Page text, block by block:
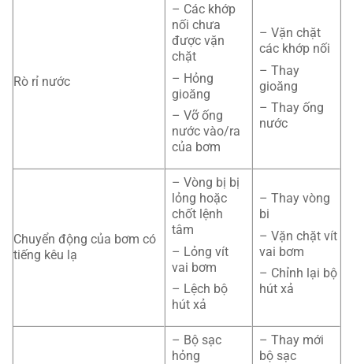
Rò rỉ nước
– Các khớp
nối chưa
được vặn
chặt
– Hỏng
gioăng
– Vỡ ống
nước vào/ra
của bơm
– Vặn chặt
các khớp nối
– Thay
gioăng
– Thay ống
nước
Chuyển động của bơm có
tiếng kêu lạ
– Vòng bị bị
lỏng hoặc
chốt lệnh
tâm
– Lỏng vít
vai bơm
– Lệch bộ
hút xả
– Thay vòng
bi
– Vặn chặt vít
vai bơm
– Chỉnh lại bộ
hút xả
– Bộ sạc
hỏng
– Thay mới
bộ sạc